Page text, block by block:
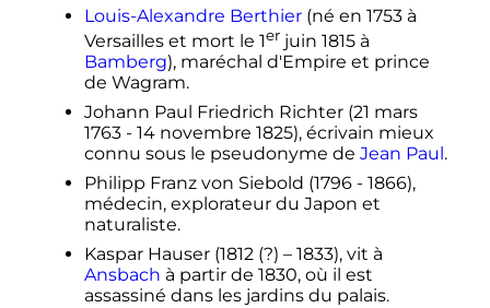
Louis-Alexandre Berthier(né en 1753 à
Versailles et mort le 1erjuin 1815à
Bamberg), maréchal d'Empire et prince
de Wagram.
Johann Paul Friedrich Richter (21 mars
1763- 14 novembre 1825), écrivain mieux
connu sous le pseudonyme de Jean Paul.
Philipp Franz von Siebold (1796 - 1866),
médecin, explorateur du Japon et
naturaliste.
Kaspar Hauser (1812 (?) – 1833), vit à
Ansbach à partir de 1830, où il est
assassiné dans les jardins du palais.